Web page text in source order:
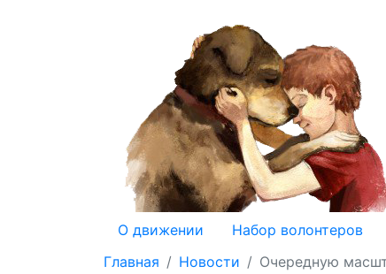
О движении Набор волонтеров
Главная
Новости Очередную